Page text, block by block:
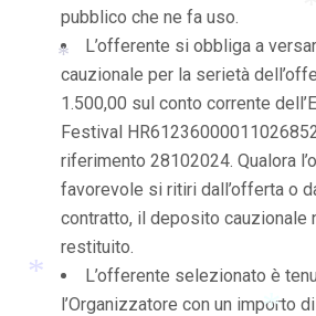
pubblico che ne fa uso.
L’offerente si obbliga a
cauzionale per la serietà
1.500,00 sul conto corrente
Festival
riferimento 28102024. Qualora
favorevole si ritiri dall’offerta o
contratto, il deposito cauzionale
restituito.
L’offerente selezionato è
l’Organizzatore con un importo
*